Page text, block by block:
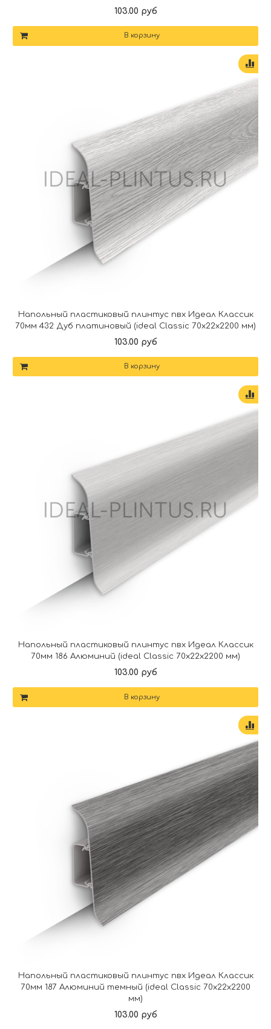
103.00 руб
В корзину
Напольный пластиковый плинтус пвх Идеал Классик
70мм 432 Дуб платиновый (ideal Classic 70х22х2200 мм)
103.00 руб
В корзину
Напольный пластиковый плинтус пвх Идеал Классик
70мм 186 Алюминий (ideal Classic 70х22х2200 мм)
103.00 руб
В корзину
Напольный пластиковый плинтус пвх Идеал Классик
70мм 187 Алюминий темный (ideal Classic 70х22х2200
мм)
103.00 руб